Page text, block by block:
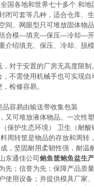
国各地和世界七十多个 和地
闭可套等几种，适合仓库、
间。网眼型只可堆放固体物品
合模—填充—保压—冷却—开
介绍填充、保压、冷却、脱模
对于安置的厂房无高度限制。
不需使用机械手也可实现自
检修容易。
容易由输送带收集包装
又可堆放液体物品。一次性塑
保护生态环境） 卫生（耐
料周转筐是物品的存放和周
，坚固耐用柔韧性强，耐温
东通佳公司鲍鱼筐鲍鱼盆生
先；信誉为先；保障产品质
使用设备；并提供模具厂家